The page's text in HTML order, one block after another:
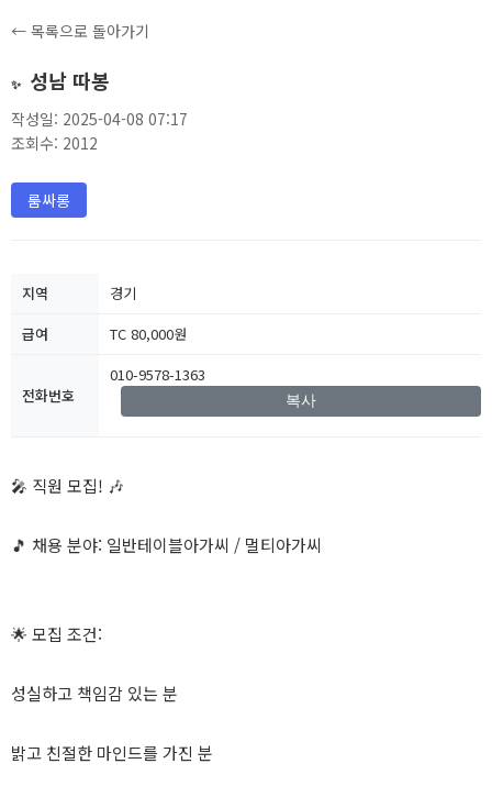
← 목록으로 돌아가기
✨ 성남 따봉
작성일: 2025-04-08 07:17
조회수: 2012
룸싸롱
지역
경기
급여
TC 80,000원
전화번호
010-9578-1363
복사
🎤 직원 모집! 🎶
🎵 채용 분야: 일반테이블아가씨 / 멀티아가씨
🌟 모집 조건:
성실하고 책임감 있는 분
밝고 친절한 마인드를 가진 분